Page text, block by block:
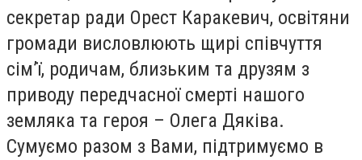
секретар ради Орест Каракевич, освітяни
громади висловлюють щирі співчуття
сім’ї, родичам, близьким та друзям з
приводу передчасної смерті нашого
земляка та героя – Олега Дяківа.
Сумуємо разом з Вами, підтримуємо в